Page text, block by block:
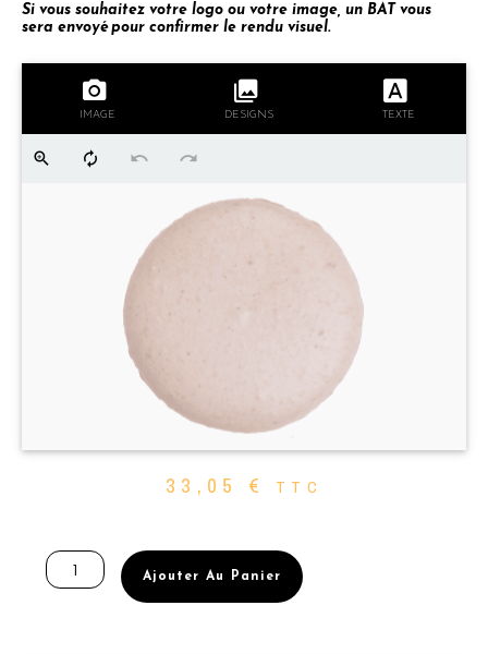
Si vous souhaitez votre logo ou votre image, un BAT vous
sera envoyé pour confirmer le rendu visuel.
IMAGE DESIGNS TEXTE
33,05 € TTC
de
BOÎTE
Ajouter Au Panier